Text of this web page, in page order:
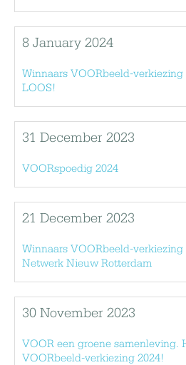
8 January 2024
Winnaars VOORbeeld-verkiezing
LOOS!
31 December 2023
VOORspoedig 2024
21 December 2023
Winnaars VOORbeeld-verkiezing
Netwerk Nieuw Rotterdam
30 November 2023
VOOR een groene samenleving.
VOORbeeld-verkiezing 2024!